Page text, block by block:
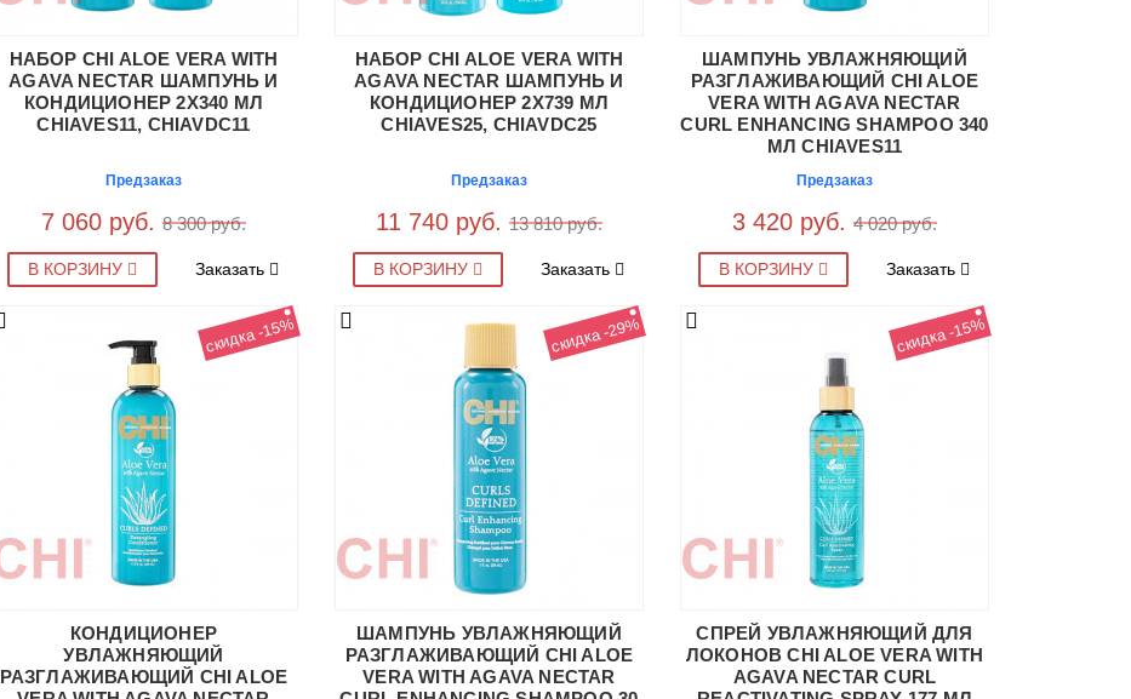
НАБОР CHI ALOE VERA WITH
AGAVA NECTAR ШАМПУНЬ И
КОНДИЦИОНЕР 2X340 МЛ
CHIAVES11, CHIAVDC11
Предзаказ
7 060 руб. 8 300 руб.
В КОРЗИНУ Заказать
НАБОР CHI ALOE VERA WITH
AGAVA NECTAR ШАМПУНЬ И
КОНДИЦИОНЕР 2X739 МЛ
CHIAVES25, CHIAVDC25
Предзаказ
11 740 руб. 13 810 руб.
В КОРЗИНУ Заказать
ШАМПУНЬ УВЛАЖНЯЮЩИЙ
РАЗГЛАЖИВАЮЩИЙ CHI ALOE
VERA WITH AGAVA NECTAR
CURL ENHANCING SHAMPOO 340
МЛ CHIAVES11
Предзаказ
3 420 руб. 4 020 руб.
В КОРЗИНУ Заказать
скидка -15%
КОНДИЦИОНЕР
УВЛАЖНЯЮЩИЙ
РАЗГЛАЖИВАЮЩИЙ CHI ALOE
скидка -29%
ШАМПУНЬ УВЛАЖНЯЮЩИЙ
РАЗГЛАЖИВАЮЩИЙ CHI ALOE
VERA WITH AGAVA NECTAR
скидка -15%
СПРЕЙ УВЛАЖНЯЮЩИЙ ДЛЯ
ЛОКОНОВ CHI ALOE VERA WITH
AGAVA NECTAR CURL